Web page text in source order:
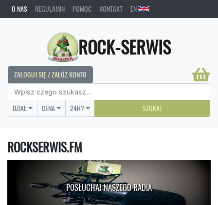
O NAS REGULAMIN POMOC KONTAKT EN
ROCK-SERWIS
ZALOGUJ SIĘ / ZAŁÓŻ KONTO
DZIAŁ CENA 24H? SZUKAJ
ROCKSERWIS.FM
POSŁUCHAJ NASZEGO RADIA